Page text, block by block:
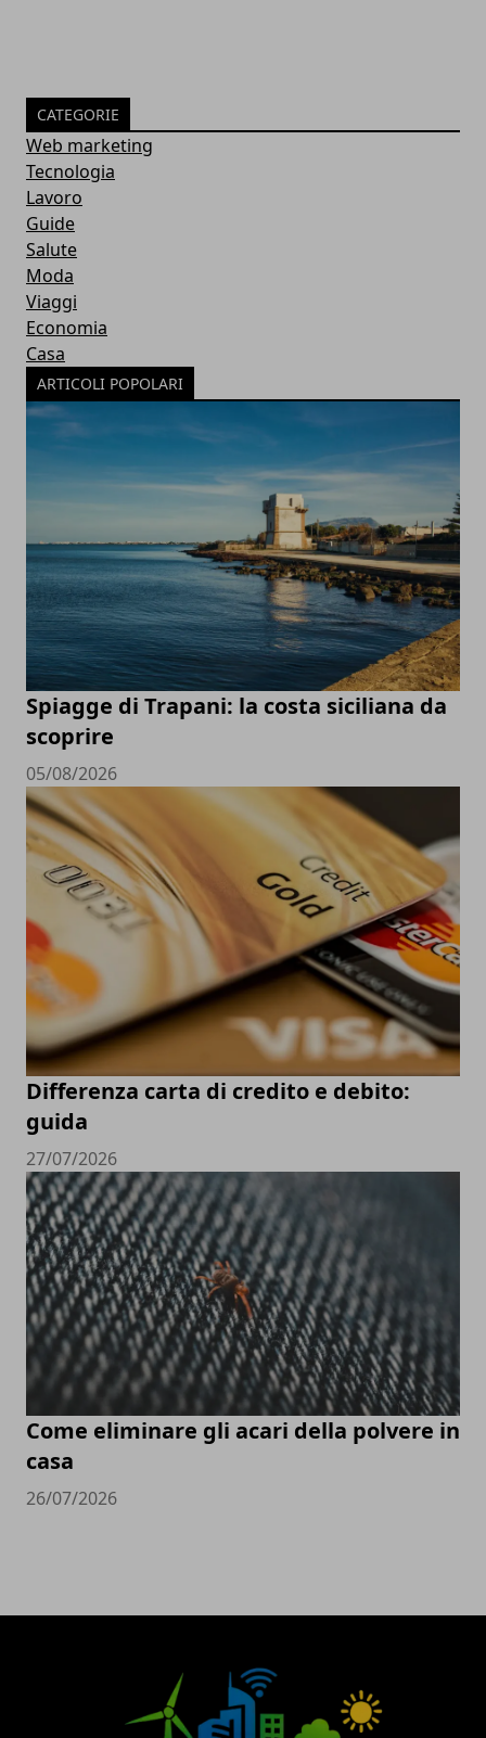
CATEGORIE
Web marketing
Tecnologia
Lavoro
Guide
Salute
Moda
Viaggi
Economia
Casa
ARTICOLI POPOLARI
Spiagge di Trapani: la costa siciliana da
scoprire
05/08/2026
Differenza carta di credito e debito:
guida
27/07/2026
Come eliminare gli acari della polvere in
casa
26/07/2026